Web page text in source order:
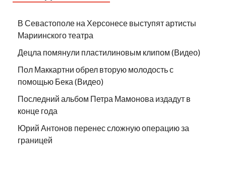
В Севастополе на Херсонесе выступят артисты
Мариинского театра
Децла помянули пластилиновым клипом (Видео)
Пол Маккартни обрел вторую молодость с
помощью Бека (Видео)
Последний альбом Петра Мамонова издадут в
конце года
Юрий Антонов перенес сложную операцию за
границей